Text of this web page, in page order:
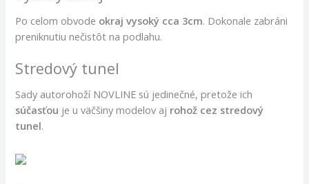
Po celom obvode okraj vysoký cca 3cm. Dokonale zabráni
preniknutiu nečistôt na podlahu.
Stredový tunel
Sady autorohoží NOVLINE sú jedinečné, pretože ich
súčasťou je u väčšiny modelov aj rohož cez stredový
tunel.